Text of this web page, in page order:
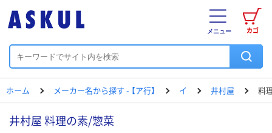
カゴ
メニュー
ホーム メーカー名から探す - 【ア行】 イ 井村屋 料
井村屋 料理の素/惣菜